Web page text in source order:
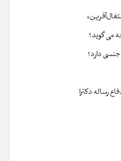
می گوید؟
جنسی دارد؟
رساله دکترا